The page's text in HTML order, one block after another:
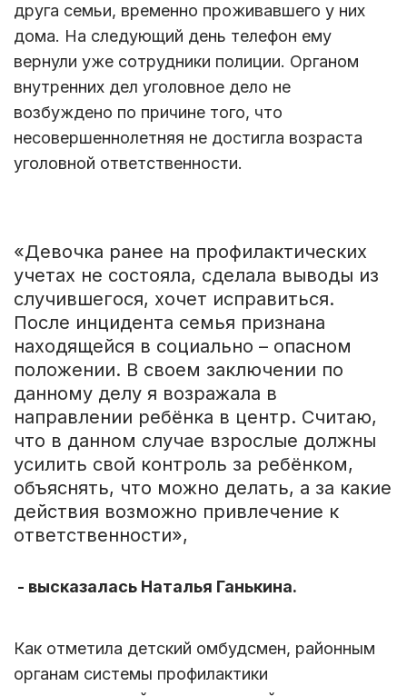
друга семьи, временно проживавшего у них
дома. На следующий день телефон ему
вернули уже сотрудники полиции. Органом
внутренних дел уголовное дело не
возбуждено по причине того, что
несовершеннолетняя не достигла возраста
уголовной ответственности.
«Девочка ранее на профилактических
учетах не состояла, сделала выводы из
случившегося, хочет исправиться.
После инцидента семья признана
находящейся в социально – опасном
положении. В своем заключении по
данному делу я возражала в
направлении ребёнка в центр. Считаю,
что в данном случае взрослые должны
усилить свой контроль за ребёнком,
объяснять, что можно делать, а за какие
действия возможно привлечение к
ответственности»,
- высказалась Наталья Ганькина.
Как отметила детский омбудсмен, районным
органам системы профилактики